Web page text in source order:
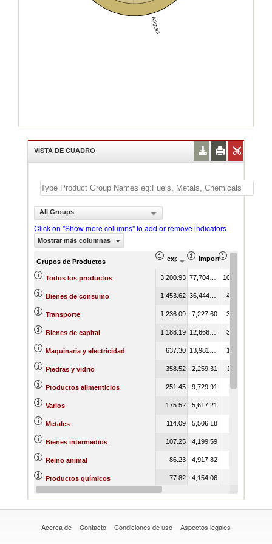
Anguila
VISTA DE CUADRO
All Groups
Click on "Show more columns" to add or remove indicators
Mostrar más columnas
Grupos de Productos exportación Valor del comercio
importación Valor del
Todos los productos 3,200.93 100.00
Bienes de consumo 1,453.62 45.41
Transporte 1,236.09 7,227.60 38.62
Bienes de capital 1,188.19 37.12
Maquinaria y electricidad 637.30 19.91
Piedras y vidrio 358.52 2,259.31 11.20
Productos alimenticios 251.45 9,729.91 7.86
Varios 175.52 5,617.21
Metales 114.09 5,506.18
Bienes intermedios 107.25 4,199.59
Reino animal 86.23 4,917.82
Productos químicos 77.82 4,154.06
2.30
Acerca de Contacto Condiciones de uso Aspectos legales